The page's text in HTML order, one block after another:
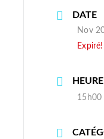
DATE
Nov
Expiré!
HEURE
15h00